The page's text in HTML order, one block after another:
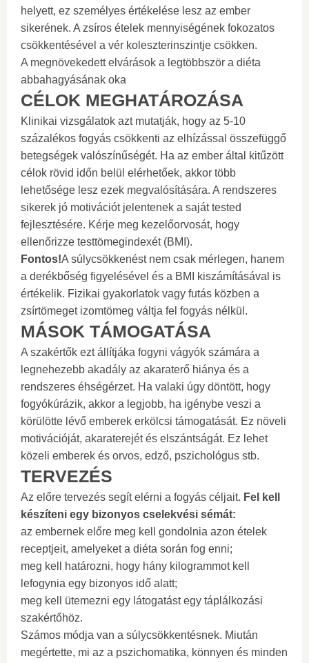
helyett, ez személyes értékelése lesz az ember
sikerének. A zsíros ételek mennyiségének fokozatos
csökkentésével a vér koleszterinszintje csökken.
A megnövekedett elvárások a legtöbbször a diéta
abbahagyásának oka
CÉLOK MEGHATÁROZÁSA
Klinikai vizsgálatok azt mutatják, hogy az 5-10
százalékos fogyás csökkenti az elhízással összefüggő
betegségek valószínűségét. Ha az ember által kitűzött
célok rövid időn belül elérhetőek, akkor több
lehetősége lesz ezek megvalósítására. A rendszeres
sikerek jó motivációt jelentenek a saját tested
fejlesztésére. Kérje meg kezelőorvosát, hogy
ellenőrizze testtömegindexét (BMI).
Fontos!A súlycsökkenést nem csak mérlegen, hanem
a derékbőség figyelésével és a BMI kiszámításával is
értékelik. Fizikai gyakorlatok vagy futás közben a
zsírtömeget izomtömeg váltja fel fogyás nélkül.
MÁSOK TÁMOGATÁSA
A szakértők ezt állítjáka fogyni vágyók számára a
legnehezebb akadály az akaraterő hiánya és a
rendszeres éhségérzet. Ha valaki úgy döntött, hogy
fogyókúrázik, akkor a legjobb, ha igénybe veszi a
körülötte lévő emberek erkölcsi támogatását. Ez növeli
motivációját, akaraterejét és elszántságát. Ez lehet
közeli emberek és orvos, edző, pszichológus stb.
TERVEZÉS
Az előre tervezés segít elérni a fogyás céljait. Fel kell
készíteni egy bizonyos cselekvési sémát:
az embernek előre meg kell gondolnia azon ételek
receptjeit, amelyeket a diéta során fog enni;
meg kell határozni, hogy hány kilogrammot kell
lefogynia egy bizonyos idő alatt;
meg kell ütemezni egy látogatást egy táplálkozási
szakértőhöz.
Számos módja van a súlycsökkentésnek. Miután
megértette, mi az a pszichomatika, könnyen és minden